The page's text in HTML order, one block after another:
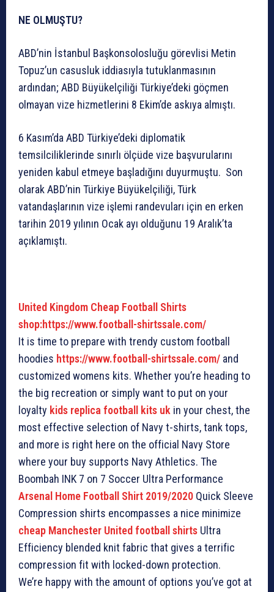
NE OLMUŞTU?
ABD’nin İstanbul Başkonsolosluğu görevlisi Metin
Topuz’un casusluk iddiasıyla tutuklanmasının
ardından; ABD Büyükelçiliği Türkiye’deki göçmen
olmayan vize hizmetlerini 8 Ekim’de askıya almıştı.
6 Kasım’da ABD Türkiye’deki diplomatik
temsilciliklerinde sınırlı ölçüde vize başvurularını
yeniden kabul etmeye başladığını duyurmuştu. Son
olarak ABD’nin Türkiye Büyükelçiliği, Türk
vatandaşlarının vize işlemi randevuları için en erken
tarihin 2019 yılının Ocak ayı olduğunu 19 Aralık’ta
açıklamıştı.
United Kingdom Cheap Football Shirts
shop:https://www.football-shirtssale.com/
It is time to prepare with trendy custom football
hoodies https://www.football-shirtssale.com/ and
customized womens kits. Whether you’re heading to
the big recreation or simply want to put on your
loyalty kids replica football kits uk in your chest, the
most effective selection of Navy t-shirts, tank tops,
and more is right here on the official Navy Store
where your buy supports Navy Athletics. The
Boombah INK 7 on 7 Soccer Ultra Performance
Arsenal Home Football Shirt 2019/2020 Quick Sleeve
Compression shirts encompasses a nice minimize
cheap Manchester United football shirts Ultra
Efficiency blended knit fabric that gives a terrific
compression fit with locked-down protection.
We’re happy with the amount of options you’ve got at